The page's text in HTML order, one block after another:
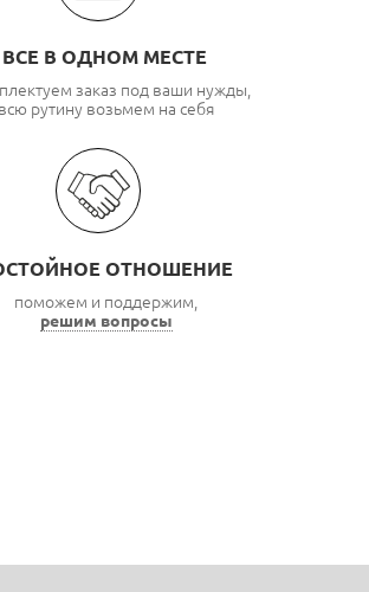
ВСЕ В ОДНОМ МЕСТЕ
заказ под ваши нужды,
всю рутину возьмем на себя
ОТНОШЕНИЕ
поможем и поддержим,
решим вопросы